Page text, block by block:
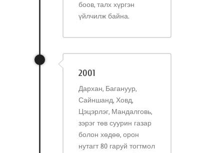
боов, талх хүргэн
үйлчилж байна.
2001
Дархан, Багануур,
Сайншанд, Ховд,
Цэцэрлэг, Мандалговь,
зэрэг төв суурин газар
болон хөдөө, орон
нутагт 80 гаруй тогтмол